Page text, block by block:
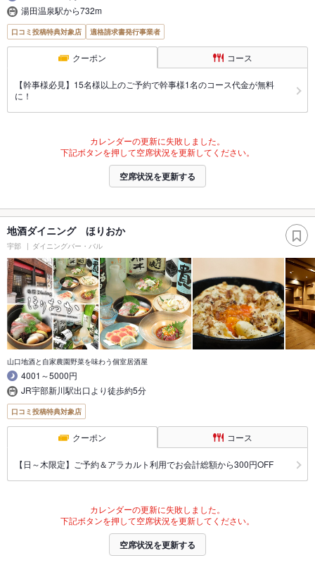
湯田温泉駅から732m
口コミ投稿特典対象店 適格請求書発行事業者
クーポン コース
【幹事様必見】15名様以上のご予約で幹事様1名のコース代金が無料
に！
カレンダーの更新に失敗しました。
下記ボタンを押して空席状況を更新してください。
空席状況を更新する
地酒ダイニング ほりおか
宇部 ダイニングバー・バル
山口地酒と自家農園野菜を味わう個室居酒屋
4001～5000円
JR宇部新川駅出口より徒歩約5分
口コミ投稿特典対象店
クーポン コース
【日～木限定】ご予約＆アラカルト利用でお会計総額から300円OFF
カレンダーの更新に失敗しました。
下記ボタンを押して空席状況を更新してください。
空席状況を更新する